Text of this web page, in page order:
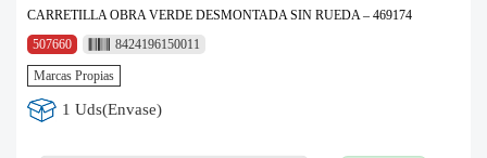
CARRETILLA OBRA VERDE DESMONTADA SIN RUEDA – 469174
507660
8424196150011
Marcas Propias
1 Uds(Envase)